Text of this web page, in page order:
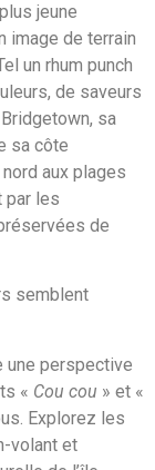
jeune
image de terrain
un rhum punch
de saveurs
sa
sa côte
aux plages
par les
de
semblent
une perspective
« Cou cou » et «
Explorez les
volant et